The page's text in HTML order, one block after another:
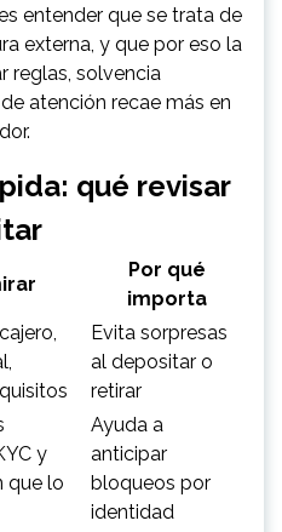
entender que se trata de
externa, y que por eso la
reglas, solvencia
atención recae más en
qué revisar
Por qué
importa
Evita sorpresas
al depositar o
retirar
y
que lo
Ayuda a
anticipar
bloqueos por
identidad